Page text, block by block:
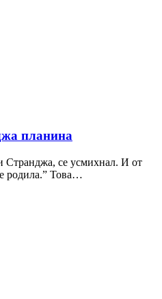
планина
Странджа, се усмихнал. И от
родила.” Това…